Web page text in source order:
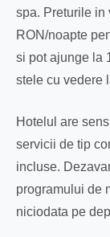
spa. Preturile in
RON/noapte
si pot ajunge la
stele cu vedere
Hotelul are
servicii de tip
incluse.
programului de
niciodata pe